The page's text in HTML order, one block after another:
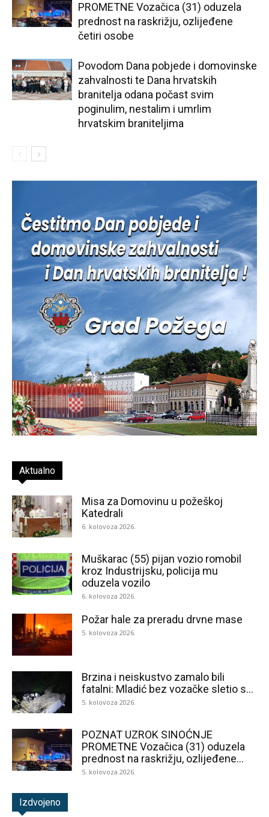
PROMETNE Vozačica (31) oduzela
prednost na raskrižju, ozlijeđene
četiri osobe
Povodom Dana pobjede i domovinske
zahvalnosti te Dana hrvatskih
branitelja odana počast svim
poginulim, nestalim i umrlim
hrvatskim braniteljima
Aktualno
Misa za Domovinu u požeškoj
Katedrali
6. kolovoza 2026.
Muškarac (55) pijan vozio romobil
kroz Industrijsku, policija mu
oduzela vozilo
6. kolovoza 2026.
Požar hale za preradu drvne mase
5. kolovoza 2026.
Brzina i neiskustvo zamalo bili
fatalni: Mladić bez vozačke sletio s...
5. kolovoza 2026.
POZNAT UZROK SINOĆNJE
PROMETNE Vozačica (31) oduzela
prednost na raskrižju, ozlijeđene...
5. kolovoza 2026.
Izdvojeno